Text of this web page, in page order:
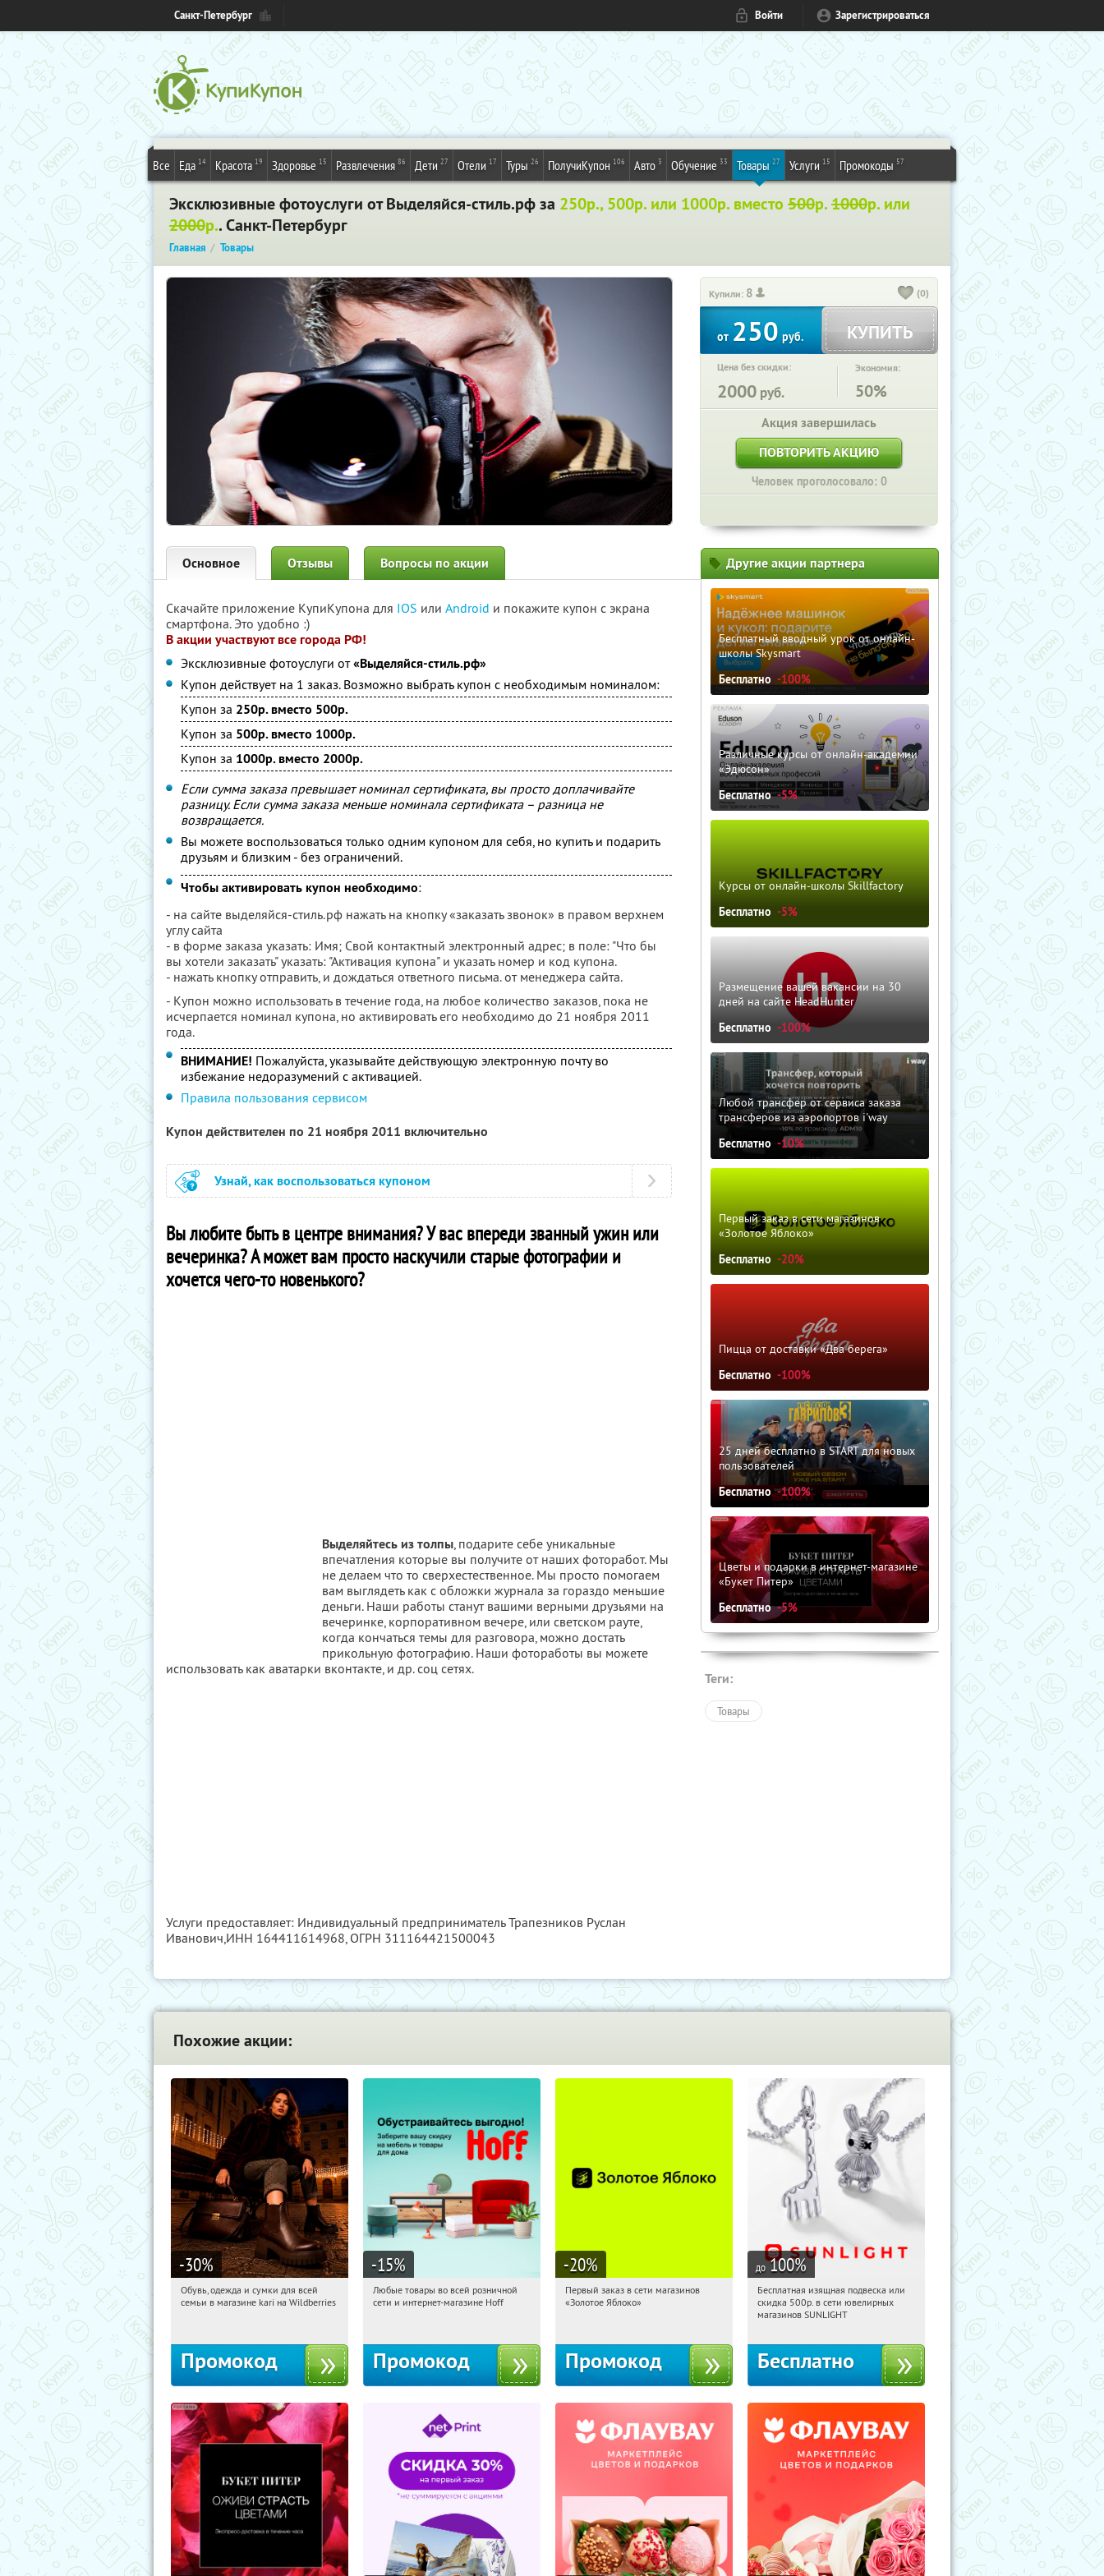
Санкт-Петербург Войти Зарегистрироваться
Все Еда 14 Красота 19 Здоровье 15 Развлечения 86 Дети 27 Отели 17 Туры 26 ПолучиКупон 106 Авто 3 Обучение 33 Товары 27 Услуги 15 Промокоды 57
Эксклюзивные фотоуслуги отВыделяйся-стиль.рфза 250р., 500р. или 1000р. вместо 500р.1000р. или
2000р.. Санкт-Петербург
Главная Товары
Купили: 8 (0)
от250руб. КУПИТЬ
Цена без скидки:
2000 руб.
Экономия:
50%
Акция завершилась
ПОВТОРИТЬ АКЦИЮ
Человек проголосовало: 0
Основное Отзывы Вопросы по акции
Скачайте приложение КупиКупона для IOS или Android и покажите купон с экрана
смартфона. Это удобно :)
В акции участвуют все города РФ!
Эксклюзивные фотоуслуги от«Выделяйся-стиль.рф»
Купон действует на 1 заказ. Возможно выбрать купон с необходимым номиналом:
Купон за 250р. вместо 500р.
Купон за 500р. вместо 1000р.
Купон за 1000р. вместо 2000р.
Если сумма заказа превышает номинал сертификата, вы просто доплачивайте
разницу. Если сумма заказа меньше номинала сертификата – разница не
возвращается.
Вы можете воспользоваться только одним купоном для себя, но купить и подарить
друзьям и близким - без ограничений.
Чтобы активировать купон необходимо:
- на сайте выделяйся-стиль.рф нажать на кнопку «заказать звонок» в правом верхнем
углу сайта
- в форме заказа указать: Имя; Свой контактный электронный адрес; в поле: "Что бы
вы хотели заказать" указать: "Активация купона" и указать номер и код купона.
- нажать кнопку отправить, и дождаться ответного письма. от менеджера сайта.
- Купон можно использовать в течение года, на любое количество заказов, пока не
исчерпается номинал купона, но активировать его необходимо до 21 ноября 2011
года.
ВНИМАНИЕ! Пожалуйста, указывайте действующую электронную почту во
избежание недоразумений с активацией.
Правила пользования сервисом
Купон действителен по 21 ноября 2011 включительно
Узнай, как воспользоваться купоном
Вы любите быть в центре внимания? У вас впереди званный ужин или
вечеринка? А может вам просто наскучили старые фотографии и
хочется чего-то новенького?
Выделяйтесь из толпы, подарите себе уникальные
впечатления которые вы получите от наших фоторабот. Мы
не делаем что то сверхестественное. Мы просто помогаем
вам выглядеть как с обложки журнала за гораздо меньшие
деньги. Наши работы станут вашими верными друзьями на
вечеринке, корпоративном вечере, или светском рауте,
когда кончаться темы для разговора, можно достать
прикольную фотографию. Наши фотоработы вы можете
использовать как аватарки вконтакте, и др. соц сетях.
Услуги предоставляет: Индивидуальный предприниматель Трапезников Руслан
Иванович,ИНН 164411614968, ОГРН 311164421500043
Другие акции партнера
Бесплатный вводный урок от онлайн-
школы Skysmart
Бесплатно -100%
Различные курсы от онлайн-академии
«Эдюсон»
Бесплатно -5%
Курсы от онлайн-школы Skillfactory
Бесплатно -5%
Размещение вашей вакансии на 30
дней на сайте HeadHunter
Бесплатно -100%
Любой трансфер от сервиса заказа
трансферов из аэропортов i'way
Бесплатно -10%
Первый заказ в сети магазинов
«Золотое Яблоко»
Бесплатно -20%
Пицца от доставки «Два берега»
Бесплатно -100%
25 дней бесплатно в START для новых
пользователей
Бесплатно -100%
Цветы и подарки в интернет-магазине
«Букет Питер»
Бесплатно -5%
Теги:
Товары
Похожие акции:
-30%
20:17:17
Получи первым!
Обувь, одежда и сумки для всей
семьи в магазине kari на Wildberries
Промокод
-15%
20:17:17 Получили:
Любые товары во всей розничной
сети и интернет-магазине Hoff
Промокод
-20%
20:17:17
Получи первым!
Первый заказ в сети магазинов
«Золотое Яблоко»
Промокод
до 100%
20:17:17 Получили:
Россия
Бесплатная изящная подвеска или
скидка 500р. в сети ювелирных
магазинов SUNLIGHT
Бесплатно